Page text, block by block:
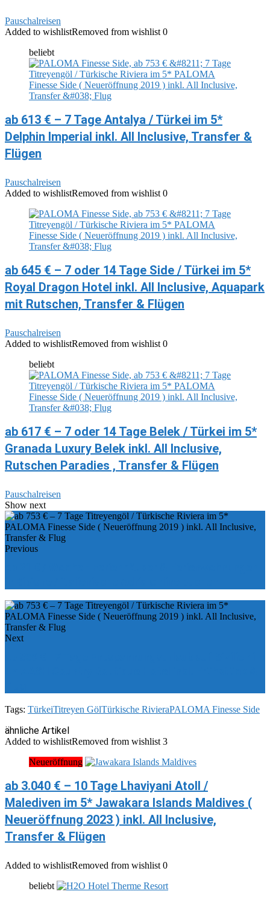
Pauschalreisen
Added to wishlistRemoved from wishlist 0
beliebt
ab 613 € – 7 Tage Antalya / Türkei im 5*
Delphin Imperial inkl. All Inclusive, Transfer &
Flügen
Pauschalreisen
Added to wishlistRemoved from wishlist 0
ab 645 € – 7 oder 14 Tage Side / Türkei im 5*
Royal Dragon Hotel inkl. All Inclusive, Aquapark
mit Rutschen, Transfer & Flügen
Pauschalreisen
Added to wishlistRemoved from wishlist 0
beliebt
ab 617 € – 7 oder 14 Tage Belek / Türkei im 5*
Granada Luxury Belek inkl. All Inclusive,
Rutschen Paradies , Transfer & Flügen
Pauschalreisen
Show next
Previous
Next
Tags: TürkeiTitreyen GölTürkische RivieraPALOMA Finesse Side
ähnliche Artikel
Added to wishlistRemoved from wishlist 3
Neueröffnung
ab 3.040 € – 10 Tage Lhaviyani Atoll /
Malediven im 5* Jawakara Islands Maldives (
Neueröffnung 2023 ) inkl. All Inclusive,
Transfer & Flügen
Added to wishlistRemoved from wishlist 0
beliebt